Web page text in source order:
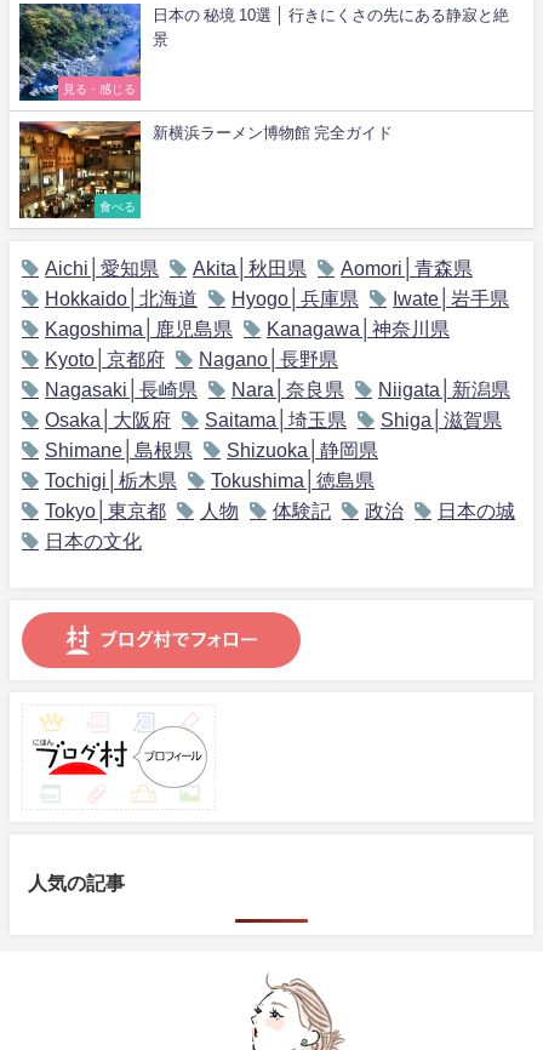
見る・感じる
日本の 秘境 10選 │ 行きにくさの先にある静寂と絶
景
食べる
新横浜ラーメン博物館 完全ガイド
Aichi│愛知県 Akita│秋田県
Aomori│青森県
Hokkaido│北海道
Hyogo│兵庫県
Iwate│岩手県
Kagoshima│鹿児島県
Kanagawa│神奈川県
Kyoto│京都府
Nagano│長野県
Nagasaki│長崎県
Nara│奈良県
Niigata│新潟県
Osaka│大阪府
Saitama│埼玉県
Shiga│滋賀県
Shimane│島根県
Shizuoka│静岡県
Tochigi│栃木県
Tokushima│徳島県
Tokyo│東京都
人物 体験記 政治
日本の城
日本の文化
人気の記事